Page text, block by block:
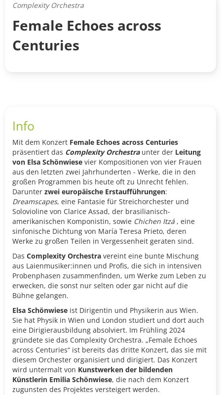
Complexity Orchestra
Female Echoes across
Centuries
Info
Mit dem Konzert Female Echoes across Centuries
präsentiert das Complexity Orchestra unter der Leitung
von Elsa Schönwiese vier Kompositionen von vier Frauen
aus den letzten zwei Jahrhunderten - Werke, die in den
großen Programmen bis heute oft zu Unrecht fehlen.
Darunter zwei europäische Erstaufführungen:
Dreamscapes, eine Fantasie für Streichorchester und
Solovioline von Clarice Assad, der brasilianisch-
amerikanischen Komponistin, sowie Chichen Itzá , eine
sinfonische Dichtung von María Teresa Prieto, deren
Werke zu großen Teilen in Vergessenheit geraten sind.
Das Complexity Orchestra vereint eine bunte Mischung
aus Laienmusiker:innen und Profis, die sich in intensiven
Probenphasen zusammenfinden, um Werke zum Leben zu
erwecken, die sonst nur selten oder gar nicht auf die
Bühne gelangen.
Elsa Schönwiese ist Dirigentin und Physikerin aus Wien.
Sie hat Physik in Wien und London studiert und dort auch
eine Dirigierausbildung absolviert. Im Frühling 2024
gründete sie das Complexity Orchestra. „Female Echoes
across Centuries“ ist bereits das dritte Konzert, das sie mit
diesem Orchester organisiert und dirigiert. Das Konzert
wird untermalt von Kunstwerken der bildenden
Künstlerin Emilia Schönwiese, die nach dem Konzert
zugunsten des Projektes versteigert werden.